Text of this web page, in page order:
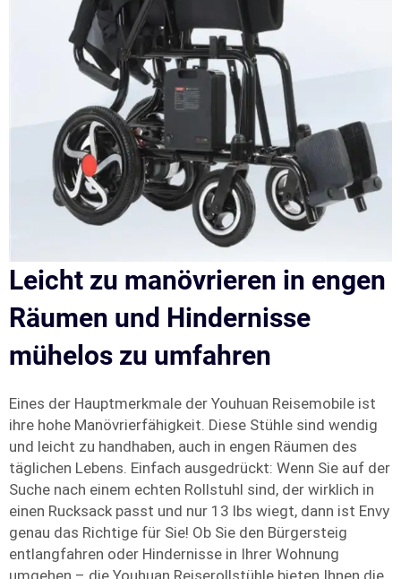
Leicht zu manövrieren in engen
Räumen und Hindernisse
mühelos zu umfahren
Eines der Hauptmerkmale der Youhuan Reisemobile ist
ihre hohe Manövrierfähigkeit. Diese Stühle sind wendig
und leicht zu handhaben, auch in engen Räumen des
täglichen Lebens. Einfach ausgedrückt: Wenn Sie auf der
Suche nach einem echten Rollstuhl sind, der wirklich in
einen Rucksack passt und nur 13 lbs wiegt, dann ist Envy
genau das Richtige für Sie! Ob Sie den Bürgersteig
entlangfahren oder Hindernisse in Ihrer Wohnung
umgehen – die Youhuan Reiserollstühle bieten Ihnen die